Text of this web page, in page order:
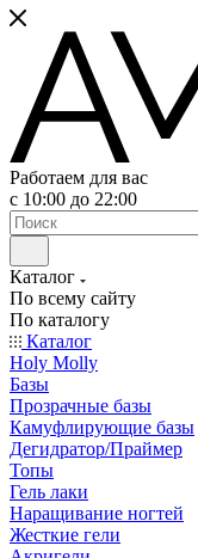
Работаем для вас
с 10:00 до 22:00
Каталог
По всему сайту
По каталогу
Каталог
Holy Molly
Базы
Прозрачные базы
Камуфлирующие базы
Дегидратор/Праймер
Топы
Гель лаки
Наращивание ногтей
Жесткие гели